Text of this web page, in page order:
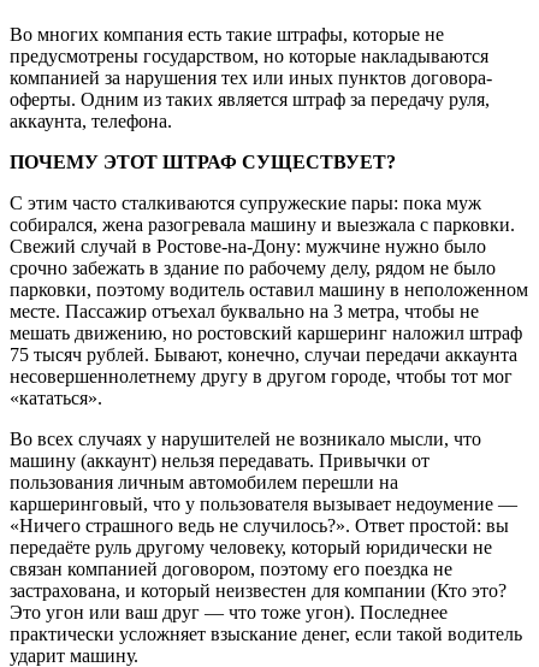
Во многих компания есть такие штрафы, которые не
предусмотрены государством, но которые накладываются
компанией за нарушения тех или иных пунктов договора-
оферты. Одним из таких является штраф за передачу руля,
аккаунта, телефона.
ПОЧЕМУ ЭТОТ ШТРАФ СУЩЕСТВУЕТ?
С этим часто сталкиваются супружеские пары: пока муж
собирался, жена разогревала машину и выезжала с парковки.
Свежий случай в Ростове-на-Дону: мужчине нужно было
срочно забежать в здание по рабочему делу, рядом не было
парковки, поэтому водитель оставил машину в неположенном
месте. Пассажир отъехал буквально на 3 метра, чтобы не
мешать движению, но ростовский каршеринг наложил штраф
75 тысяч рублей. Бывают, конечно, случаи передачи аккаунта
несовершеннолетнему другу в другом городе, чтобы тот мог
«кататься».
Во всех случаях у нарушителей не возникало мысли, что
машину (аккаунт) нельзя передавать. Привычки от
пользования личным автомобилем перешли на
каршеринговый, что у пользователя вызывает недоумение —
«Ничего страшного ведь не случилось?». Ответ простой: вы
передаёте руль другому человеку, который юридически не
связан компанией договором, поэтому его поездка не
застрахована, и который неизвестен для компании (Кто это?
Это угон или ваш друг — что тоже угон). Последнее
практически усложняет взыскание денег, если такой водитель
ударит машину.